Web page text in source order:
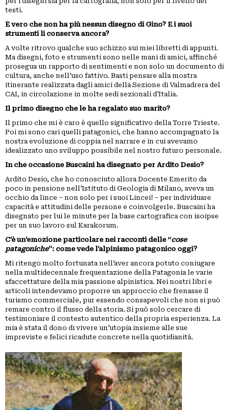
testi.
È vero che non ha più nessun disegno di Gino? E i suoi
strumenti li conserva ancora?
A volte ritrovo qualche suo schizzo sui miei libretti di appunti.
Ma disegni, foto e strumenti sono nelle mani di amici, affinché
prosegua un rapporto di sentimenti e non solo un documento di
cultura, anche nell’uso fattivo. Basti pensare alla mostra
itinerante realizzata dagli amici della Sezione di Valmadrera del
CAI, in circolazione in molte sedi sezionali d’Italia.
Il primo disegno che le ha regalato suo marito?
Il primo che mi è caro è quello significativo della Torre Trieste.
Poi mi sono cari quelli patagonici, che hanno accompagnato la
nostra evoluzione di coppia nel narrare e in cui avevamo
idealizzato uno sviluppo possibile nel nostro futuro personale.
In che occasione Buscaini ha disegnato per Ardito Desio?
Ardito Desio, che ho conosciuto allora Docente Emerito da
poco in pensione nell’Istituto di Geologia di Milano, aveva un
occhio da lince – non solo per i suoi Lincei! – per individuare
capacità e attitudini delle persone e coinvolgerle. Buscaini ha
disegnato per lui le minute per la base cartografica con isoipse
per un suo lavoro sul Karakorum.
C’è un’emozione particolare nei racconti delle “cose
patagoniche”: come vede l’alpinismo patagonico oggi?
Mi ritengo molto fortunata nell’aver ancora potuto coniugare
nella multidecennale frequentazione della Patagonia le varie
sfaccettature della mia passione alpinistica. Nei nostri libri e
articoli intendevamo proporre un approccio che frenasse il
turismo commerciale, pur essendo consapevoli che non si può
remare contro il flusso della storia. Si può solo cercare di
testimoniare il contesto autentico della propria esperienza. La
mia è stata il dono di vivere un’utopia insieme alle sue
impreviste e felici ricadute concrete nella quotidianità.